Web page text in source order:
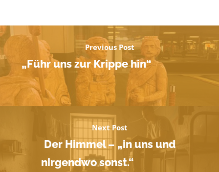
Previous Post
„Führ uns zur Krippe hin“
Next Post
Der Himmel – „in uns und
nirgendwo sonst.“